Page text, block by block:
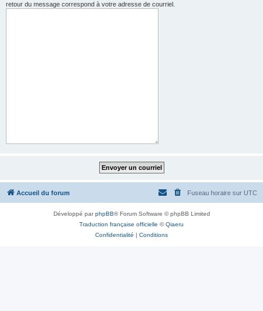
retour du message correspond à votre adresse de courriel.
Accueil du forum Fuseau horaire sur UTC
Développé parphpBB® Forum Software © phpBB Limited
Traduction française officielle ©Qiaeru
Confidentialité | Conditions